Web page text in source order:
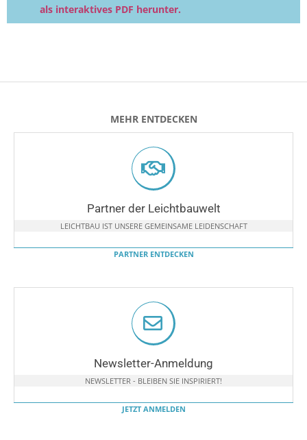
als interaktives PDF herunter.
MEHR ENTDECKEN
Partner der Leichtbauwelt
LEICHTBAU IST UNSERE GEMEINSAME LEIDENSCHAFT
PARTNER ENTDECKEN
Newsletter-Anmeldung
NEWSLETTER - BLEIBEN SIE INSPIRIERT!
JETZT ANMELDEN